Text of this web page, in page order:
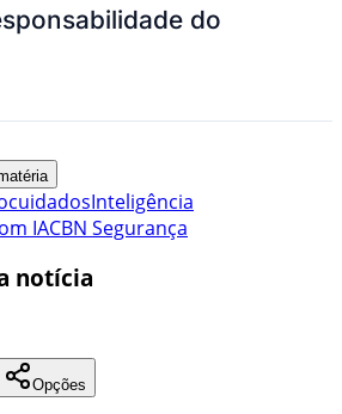
do
cuidadosInteligência
IACBN Segurança
notícia
Opções